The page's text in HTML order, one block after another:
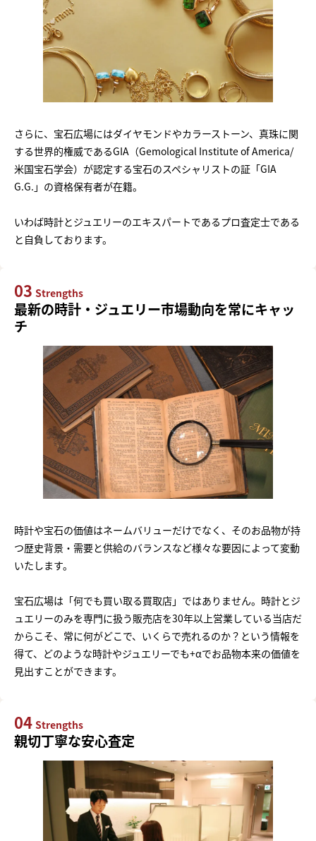
さらに、宝石広場にはダイヤモンドやカラーストーン、真珠に関
する世界的権威であるGIA（Gemological Institute of America/
米国宝石学会）が認定する宝石のスペシャリストの証「GIA
G.G.」の資格保有者が在籍。
いわば時計とジュエリーのエキスパートであるプロ査定士である
と自負しております。
03 Strengths
最新の時計・ジュエリー市場動向を常にキャッ
チ
時計や宝石の価値はネームバリューだけでなく、そのお品物が持
つ歴史背景・需要と供給のバランスなど様々な要因によって変動
いたします。
宝石広場は「何でも買い取る買取店」ではありません。時計とジ
ュエリーのみを専門に扱う販売店を30年以上営業している当店だ
からこそ、常に何がどこで、いくらで売れるのか？という情報を
得て、どのような時計やジュエリーでも+αでお品物本来の価値を
見出すことができます。
04 Strengths
親切丁寧な安心査定